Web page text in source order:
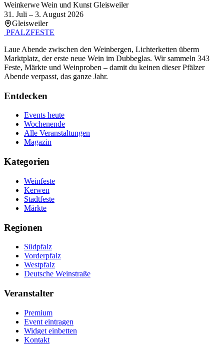
Weinkerwe Wein und Kunst Gleisweiler
31. Juli – 3. August 2026
Gleisweiler
PFALZFESTE
Laue Abende zwischen den Weinbergen, Lichterketten überm
Marktplatz, der erste neue Wein im Dubbeglas. Wir sammeln 343
Feste, Märkte und Weinproben – damit du keinen dieser Pfälzer
Abende verpasst, das ganze Jahr.
Entdecken
Events heute
Wochenende
Alle Veranstaltungen
Magazin
Kategorien
Weinfeste
Kerwen
Stadtfeste
Märkte
Regionen
Südpfalz
Vorderpfalz
Westpfalz
Deutsche Weinstraße
Veranstalter
Premium
Event eintragen
Widget einbetten
Kontakt